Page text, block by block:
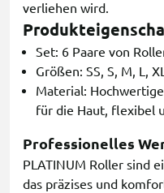
verliehen wird.
Set: 6 Paare von
Größen: SS, S, M, L,
Material:
für die Haut, flexibel
Professionelles
PLATINUM Roller sind
das präzises und